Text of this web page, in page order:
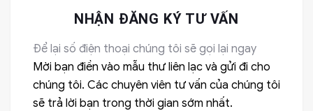
NHẬN ĐĂNG KÝ TƯ VẤN
Để lại số điện thoại chúng tôi sẽ gọi lại ngay
Mời bạn điền vào mẫu thư liên lạc và gửi đi cho
chúng tôi. Các chuyên viên tư vấn của chúng tôi
sẽ trả lời bạn trong thời gian sớm nhất.